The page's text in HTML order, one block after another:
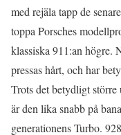
med rejäla tapp de
toppa Porsches
klassiska 911:an högre.
pressas hårt, och har
Trots det betydligt
är den lika snabb på
generationens Turbo.